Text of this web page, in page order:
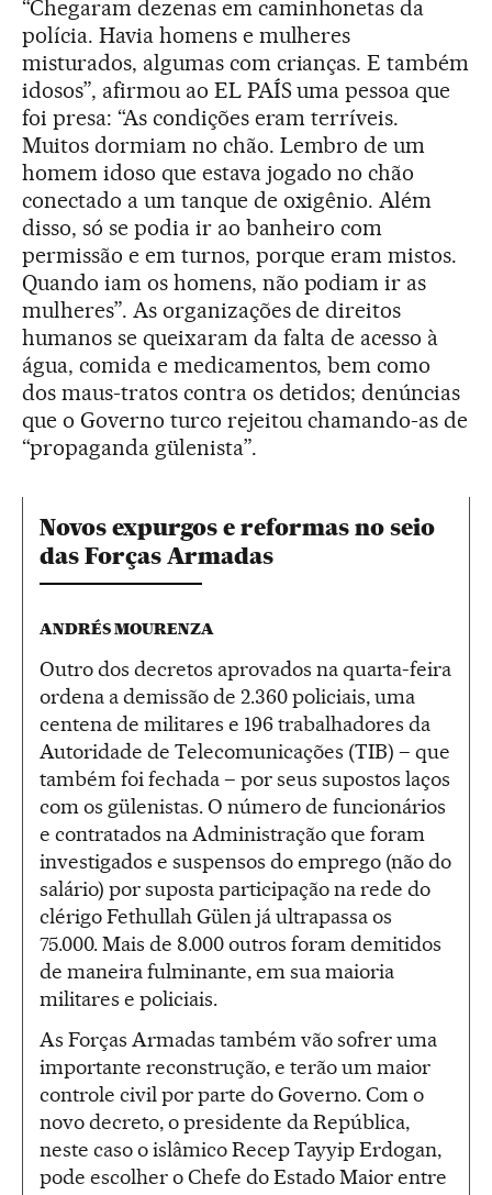
“Chegaram dezenas em caminhonetas da
polícia. Havia homens e mulheres
misturados, algumas com crianças. E também
idosos”, afirmou ao EL PAÍS uma pessoa que
foi presa: “As condições eram terríveis.
Muitos dormiam no chão. Lembro de um
homem idoso que estava jogado no chão
conectado a um tanque de oxigênio. Além
disso, só se podia ir ao banheiro com
permissão e em turnos, porque eram mistos.
Quando iam os homens, não podiam ir as
mulheres”. As organizações de direitos
humanos se queixaram da falta de acesso à
água, comida e medicamentos, bem como
dos maus-tratos contra os detidos; denúncias
que o Governo turco rejeitou chamando-as de
“propaganda gülenista”.
Novos expurgos e reformas no seio
das Forças Armadas
ANDRÉS MOURENZA
Outro dos decretos aprovados na quarta-feira
ordena a demissão de 2.360 policiais, uma
centena de militares e 196 trabalhadores da
Autoridade de Telecomunicações (TIB) – que
também foi fechada – por seus supostos laços
com os gülenistas. O número de funcionários
e contratados na Administração que foram
investigados e suspensos do emprego (não do
salário) por suposta participação na rede do
clérigo Fethullah Gülen já ultrapassa os
75.000. Mais de 8.000 outros foram demitidos
de maneira fulminante, em sua maioria
militares e policiais.
As Forças Armadas também vão sofrer uma
importante reconstrução, e terão um maior
controle civil por parte do Governo. Com o
novo decreto, o presidente da República,
neste caso o islâmico Recep Tayyip Erdogan,
pode escolher o Chefe do Estado Maior entre